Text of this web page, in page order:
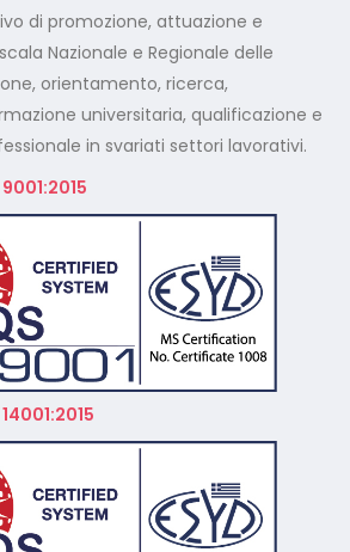
di promozione, attuazione e
Nazionale e Regionale delle
orientamento, ricerca,
universitaria, qualificazione e
in svariati settori lavorativi.